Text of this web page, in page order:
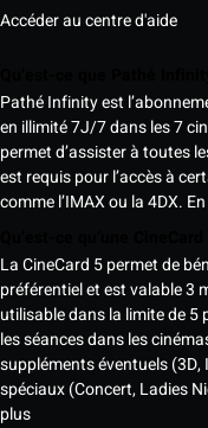
Accéder au centre d'aide
Pathé Infinity est
en illimité 7J/7 dans les 7
permet d’assister à toutes
est requis pour l’accès à
comme l’IMAX ou la 4DX.
La CineCard 5 permet de
préférentiel et est valable 3
utilisable dans la limite de
les séances dans les
suppléments éventuels (3D,
spéciaux (Concert, Ladies
plus